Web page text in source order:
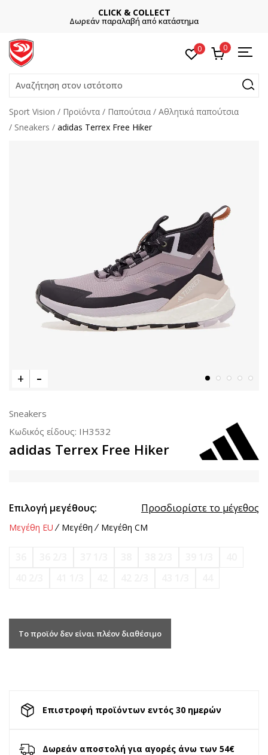
CLICK & COLLECT
Δωρεάν παραλαβή από κατάστημα
0 0
Αναζήτηση στον ιστότοπο
Sport Vision Προϊόντα Παπούτσια
Αθλητικά παπούτσια
Sneakers
adidas Terrex Free Hiker
Sneakers
Κωδικός είδους: IH3532
adidas Terrex Free Hiker
Επιλογή μεγέθους: Προσδιορίστε το μέγεθος
Μεγέθη EU Μεγέθη Μεγέθη CM
Το προϊόν δεν είναι πλέον διαθέσιμο
Επιστροφή προϊόντων εντός 30 ημερών
Δωρεάν αποστολή για αγορές άνω των 54€